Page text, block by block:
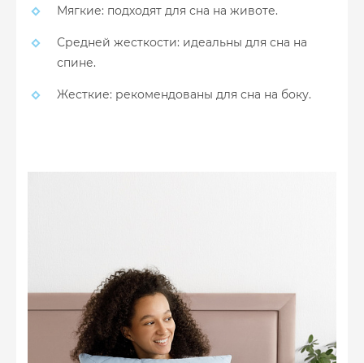
Мягкие: подходят для сна на животе.
Средней жесткости: идеальны для сна на
спине.
Жесткие: рекомендованы для сна на боку.